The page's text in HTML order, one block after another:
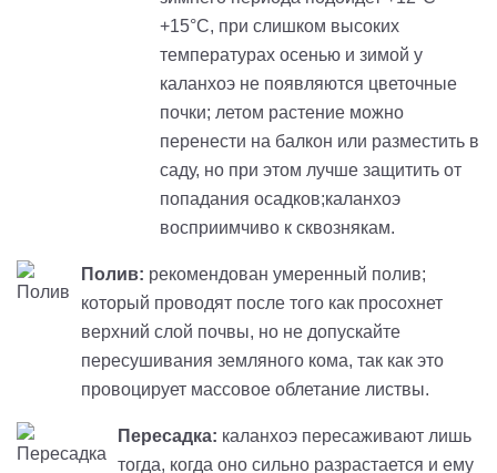
+15°C, при слишком высоких
температурах осенью и зимой у
каланхоэ не появляются цветочные
почки; летом растение можно
перенести на балкон или разместить в
саду, но при этом лучше защитить от
попадания осадков;каланхоэ
восприимчиво к сквознякам.
Полив: рекомендован умеренный полив;
который проводят после того как просохнет
верхний слой почвы, но не допускайте
пересушивания земляного кома, так как это
провоцирует массовое облетание листвы.
Пересадка: каланхоэ пересаживают лишь
тогда, когда оно сильно разрастается и ему